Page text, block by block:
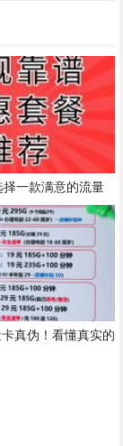
一款满意的流量
卡？
真伪！看懂真实的